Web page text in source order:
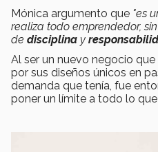
Mónica argumento que "es
realiza todo emprendedor,
de disciplina y
Al ser un nuevo negocio
por sus diseños únicos en
demanda que tenía, fue
poner un límite a todo lo